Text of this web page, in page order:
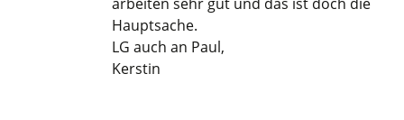
Hauptsache.
LG auch an Paul,
Kerstin